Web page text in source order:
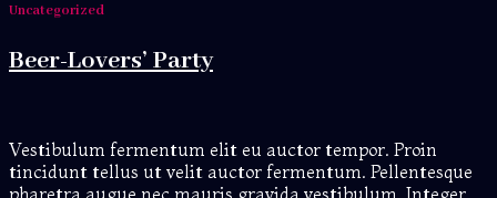
Uncategorized
Beer-Lovers’ Party
Vestibulum fermentum elit eu auctor tempor. Proin
tincidunt tellus ut velit auctor fermentum. Pellentesque